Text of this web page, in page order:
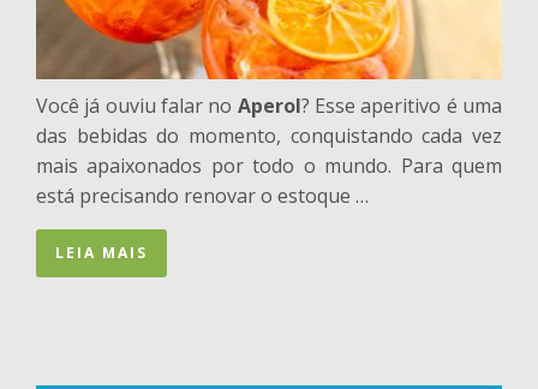
Você já ouviu falar no Aperol? Esse aperitivo é uma
das bebidas do momento, conquistando cada vez
mais apaixonados por todo o mundo. Para quem
está precisando renovar o estoque …
LEIA MAIS